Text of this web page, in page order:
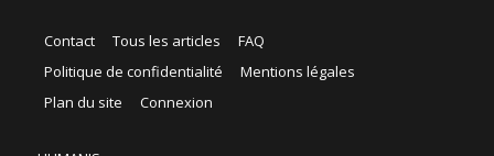
Contact Tous les articles
FAQ
Politique de confidentialité
Mentions légales
Plan du site
Connexion